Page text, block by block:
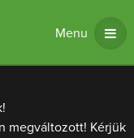
Menu
megváltozott! Kérjük